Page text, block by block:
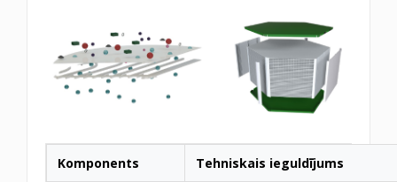
Komponents Tehniskais ieguldījums